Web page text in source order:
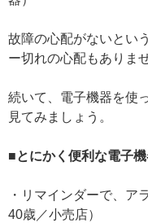
故障の心配がないとい
ー切れの心配もありま
続いて、電子機器を使
見てみましょう。
■とにかく便利な電子
・リマインダーで、ア
40歳／小売店）